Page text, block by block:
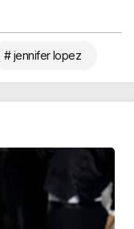
# jennifer lopez